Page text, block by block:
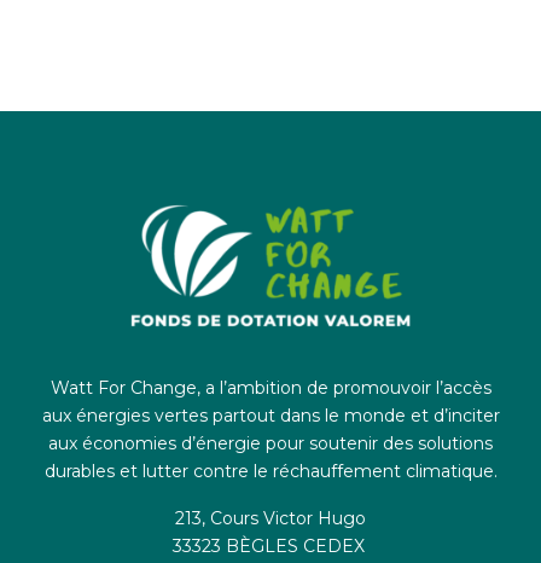
Watt For Change, a l’ambition de promouvoir l’accès
aux énergies vertes partout dans le monde et d’inciter
aux économies d’énergie pour soutenir des solutions
durables et lutter contre le réchauffement climatique.
213, Cours Victor Hugo
33323 BÈGLES CEDEX